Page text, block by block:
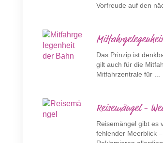
Vorfreude auf den
Das Prinzip ist
gilt auch für die
Mitfahrzentrale für ...
Reisemängel -
Reisemängel gibt es
fehlender Meerblick